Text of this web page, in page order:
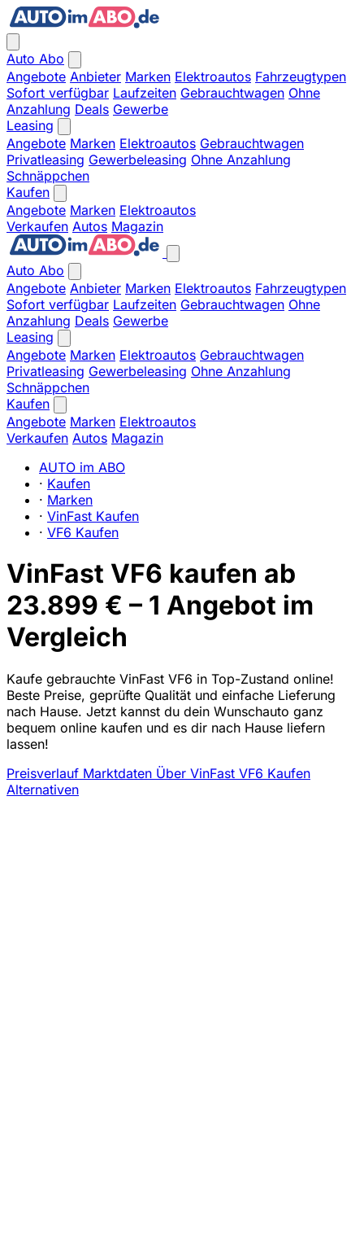
Auto Abo
Angebote Anbieter Marken Elektroautos Fahrzeugtypen
Sofort verfügbar Laufzeiten Gebrauchtwagen Ohne
Anzahlung Deals Gewerbe
Leasing
Angebote Marken Elektroautos Gebrauchtwagen
Privatleasing Gewerbeleasing Ohne Anzahlung
Schnäppchen
Kaufen
Angebote Marken Elektroautos
Verkaufen Autos Magazin
Auto Abo
Angebote Anbieter Marken Elektroautos Fahrzeugtypen
Sofort verfügbar Laufzeiten Gebrauchtwagen Ohne
Anzahlung Deals Gewerbe
Leasing
Angebote Marken Elektroautos Gebrauchtwagen
Privatleasing Gewerbeleasing Ohne Anzahlung
Schnäppchen
Kaufen
Angebote Marken Elektroautos
Verkaufen Autos Magazin
AUTO im ABO
· Kaufen
· Marken
· VinFast Kaufen
· VF6 Kaufen
VinFast VF6 kaufen ab
23.899 € – 1 Angebot im
Vergleich
Kaufe gebrauchte VinFast VF6 in Top-Zustand online!
Beste Preise, geprüfte Qualität und einfache Lieferung
nach Hause. Jetzt kannst du dein Wunschauto ganz
bequem online kaufen und es dir nach Hause liefern
lassen!
Preisverlauf Marktdaten Über VinFast VF6 Kaufen
Alternativen